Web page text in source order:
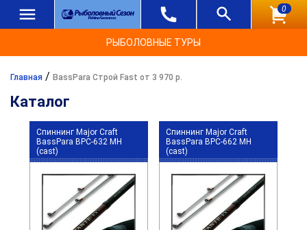
0
РЫБОЛОВНЫЕ ТУРЫ
Главная / BassPara Строй Fast от 3 970 р.
Каталог
Спиннинг Major Craft
BassPara BPC-632 MH
(cast)
Спиннинг Major Craft
BassPara BPC-662 MH
(cast)